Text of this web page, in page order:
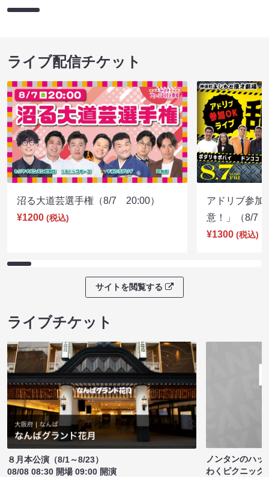
ライブ配信チケット
沼る大道芸選手権（8/7 20:00）
¥1200 (税込)
アドリブ参加
意！」（8/7
¥1300 (税込)
サイトを閲覧する
ライブチケット
８月本公演（8/1～8/23）
08/08 08:30 開場 09:00 開演
ノンタンのハッ
わくピクニック